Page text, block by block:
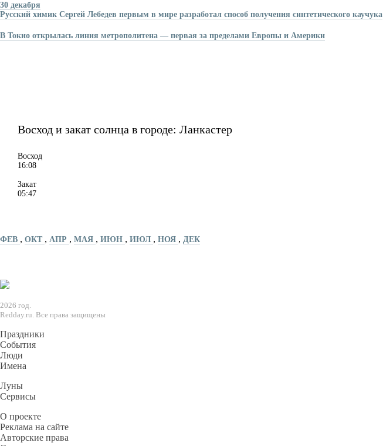
30 декабря
Русский химик Сергей Лебедев первым в мире разработал способ получения синтетического каучука
В Токио открылась линия метрополитена — первая за пределами Европы и Америки
Восход и закат солнца в городе: Ланкастер
Восход
16:08
Закат
05:47
ФЕВ , ОКТ , АПР , МАЯ , ИЮН , ИЮЛ , НОЯ , ДЕК
2026 год.
Redday.ru. Все права защищены
Праздники
События
Люди
Имена
Луны
Сервисы
О проекте
Реклама на сайте
Авторские права